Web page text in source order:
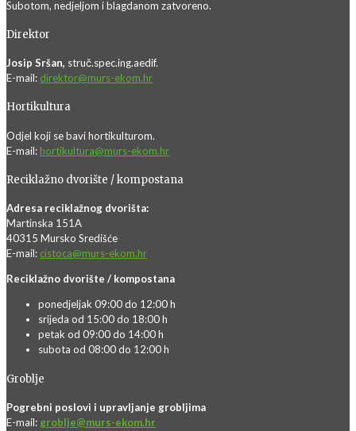
Subotom, nedjeljom i blagdanom zatvoreno.
Direktor
Josip Sršan, struč.spec.ing.aedif.
E-mail: direktor@murs-ekom.hr
Hortikultura
Odjel koji se bavi hortikulturom.
E-mail: hortikultura@murs-ekom.hr
Reciklažno dvorište / kompostana
Adresa reciklažnog dvorišta:
Martinska 151A
40315 Mursko Središće
E-mail: cistoca@murs-ekom.hr
Reciklažno dvorište / kompostana
ponedjeljak 09:00 do 12:00 h
srijeda od 15:00 do 18:00 h
petak od 09:00 do 14:00 h
subota od 08:00 do 12:00 h
Groblje
Pogrebni poslovi i upravljanje grobljima
E-mail: groblje@murs-ekom.hr